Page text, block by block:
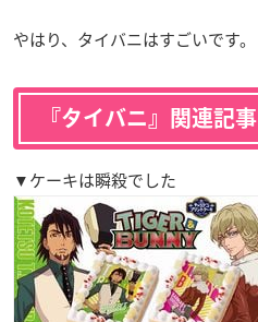
やはり、タイバニはすごいです。
『タイバニ』関連記事
▼ケーキは瞬殺でした